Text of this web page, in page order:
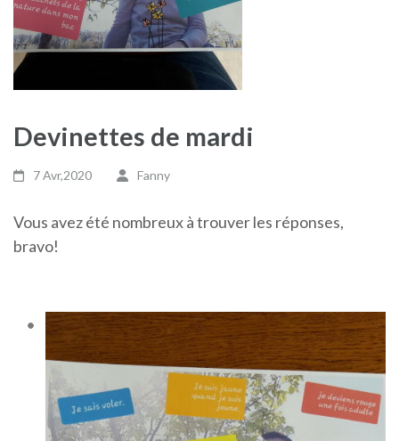
Devinettes de mardi
7 Avr,2020 Fanny
Vous avez été nombreux à trouver les réponses,
bravo!